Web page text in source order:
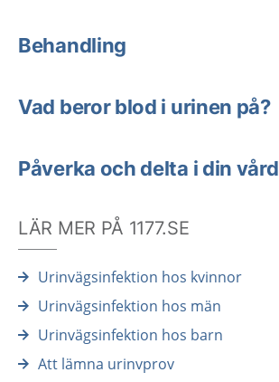
Behandling
Vad beror blod i urinen på?
Påverka och delta i din vård
LÄR MER PÅ 1177.SE
Urinvägsinfektion hos kvinnor
Urinvägsinfektion hos män
Urinvägsinfektion hos barn
Att lämna urinvprov